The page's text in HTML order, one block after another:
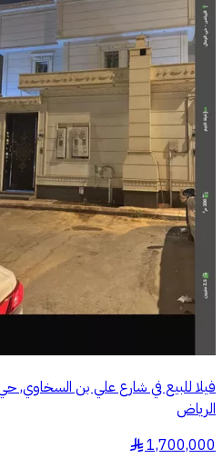
فيلا للبيع في شارع علي بن السخاوي,
الرياض
1,700,000
§